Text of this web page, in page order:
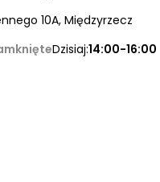
10A, Międzyrzecz
Dzisiaj:14:00-16:00